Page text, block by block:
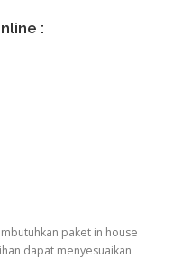
:
paket in house
dapat menyesuaikan